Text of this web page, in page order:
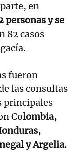
en
personas y se
82 casos
fueron
las consultas
principales
Colombia,
y Argelia.